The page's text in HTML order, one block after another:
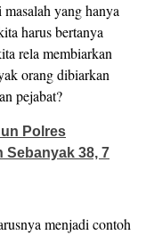
yang hanya
harus bertanya
rela membiarkan
orang dibiarkan
pejabat?
Polres
Sebanyak 38, 7
menjadi contoh